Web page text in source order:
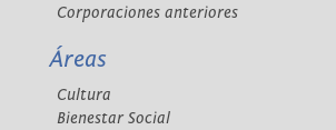
Corporaciones anteriores
Áreas
Cultura
Bienestar Social